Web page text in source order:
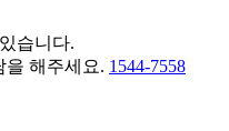
습니다.
을 해주세요. 1544-7558